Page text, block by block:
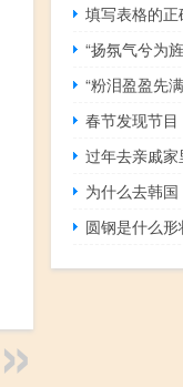
填写表格的
“扬氛气兮为
“粉泪盈盈先
春节发现节目
过年去亲戚
为什么去韩国
圆钢是什么形